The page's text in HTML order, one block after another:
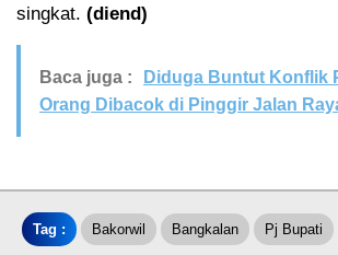
singkat. (diend)
Baca juga :
Diduga Buntut Konflik
Orang Dibacok di Pinggir Jalan
Tag : Bakorwil Bangkalan Pj Bupati